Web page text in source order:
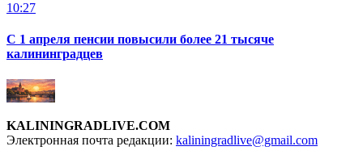
10:27
С 1 апреля пенсии повысили более 21 тысяче
калининградцев
KALININGRADLIVE.COM
Электронная почта редакции: kaliningradlive@gmail.com